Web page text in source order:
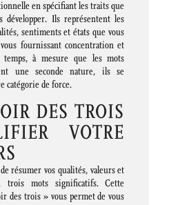
en spécifiant les traits que
développer. Ils représentent les
sentiments et états que vous
fournissant concentration et
à mesure que les mots
une seconde nature, ils se
catégorie de force.
DES TROIS
VOTRE
résumer vos qualités, valeurs et
trois mots significatifs. Cette
des trois » vous permet de vous